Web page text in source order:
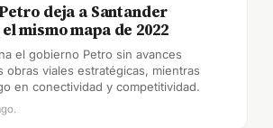
deja a Santander
mismo mapa de 2022
el gobierno Petro sin avances
obras viales estratégicas, mientras
en conectividad y competitividad.